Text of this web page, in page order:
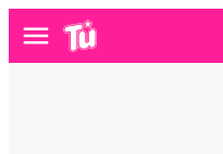
Menú